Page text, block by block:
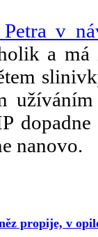
Petra v
a má
nanovo.
propije, v